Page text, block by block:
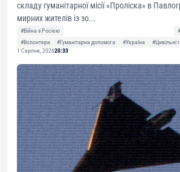
складу гуманітарної місії «Проліска» в
мирних жителів із зо...
#Війна з Росією
#Волонтери
#Гуманітарна допомога #Україна
#Цивільні
1 Серпня, 202620:33